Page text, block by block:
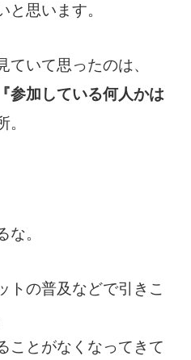
と思います。
ていて思ったのは、
『参加している何人かは
。
な。
トの普及などで引きこ
ことがなくなってきて